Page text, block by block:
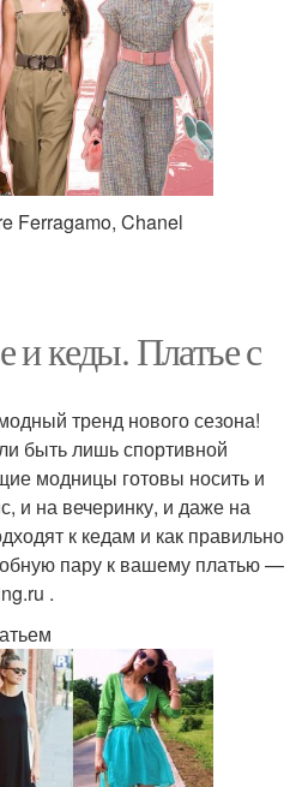
Ferragamo, Chanel
и кеды. Платье с
тренд нового сезона!
быть лишь спортивной
модницы готовы носить и
и на вечеринку, и даже на
к кедам и как правильно
пару к вашему платью —
.